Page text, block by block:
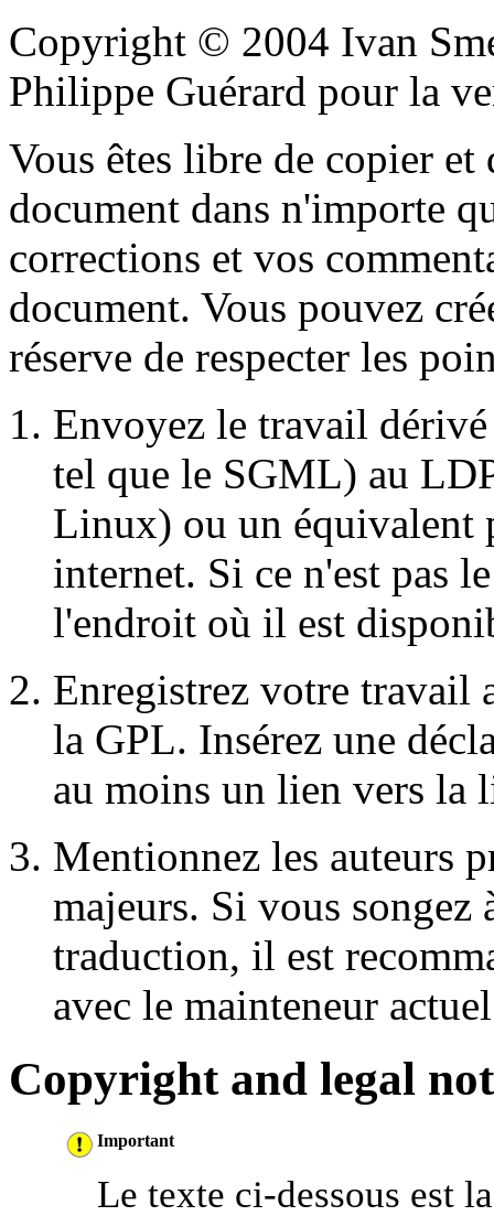
Copyright © 2004 Ivan
Philippe Guérard pour la
Vous êtes libre de copier
document dans n'importe
corrections et vos
document. Vous pouvez
réserve de respecter les
Envoyez le travail
tel que le SGML) au
Linux) ou un équivalent
internet. Si ce n'est pas
l'endroit où il est
Enregistrez votre travail
la GPL. Insérez une
au moins un lien vers la
Mentionnez les auteurs
majeurs. Si vous
traduction, il est
avec le mainteneur
Copyright and legal
Important
Le texte ci-dessous est